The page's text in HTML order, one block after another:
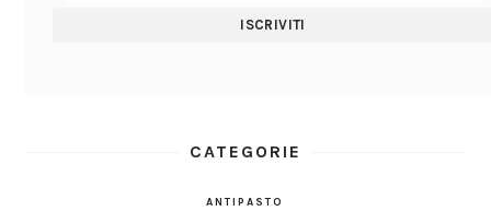
CATEGORIE
ANTIPASTO